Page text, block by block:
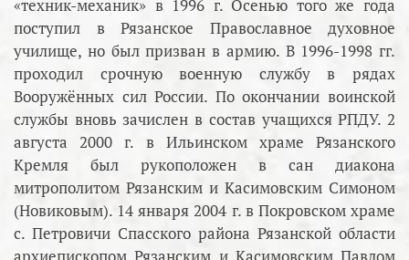
«техник-механик» в 1996 г. Осенью того же года
поступил в Рязанское Православное духовное
училище, но был призван в армию. В 1996-1998 гг.
проходил срочную военную службу в рядах
Вооружённых сил России. По окончании воинской
службы вновь зачислен в состав учащихся РПДУ. 2
августа 2000 г. в Ильинском храме Рязанского
Кремля был рукоположен в сан диакона
митрополитом Рязанским и Касимовским Симоном
(Новиковым). 14 января 2004 г. в Покровском храме
с. Петровичи Спасского района Рязанской области